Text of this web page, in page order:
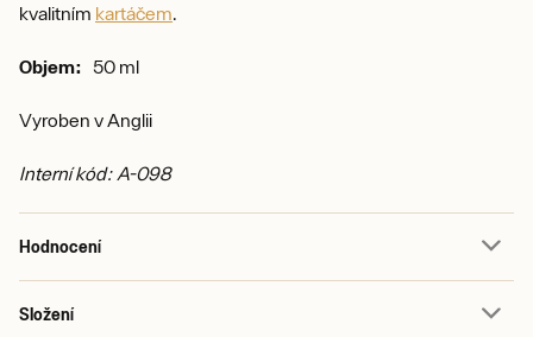
kvalitním kartáčem
Objem: 50 ml
Vyroben v Anglii
Interní kód: A-098
Hodnocení
Složení